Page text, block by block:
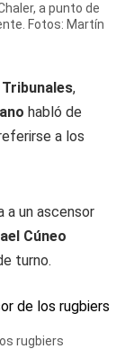
a punto de
Fotos: Martín
Tribunales,
habló de
a los
a un ascensor
Cúneo
turno.
rugbiers